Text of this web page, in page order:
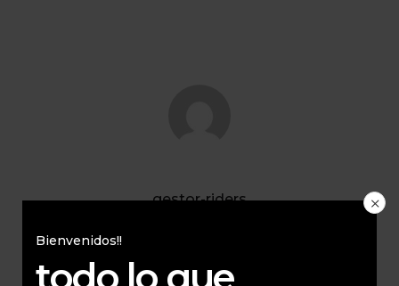
gestor-riders
Bienvenidos!!
todo lo que